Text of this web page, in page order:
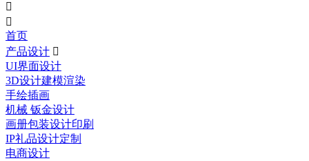


首页
产品设计 
UI界面设计
3D设计建模渲染
手绘插画
机械 钣金设计
画册包装设计印刷
IP礼品设计定制
电商设计